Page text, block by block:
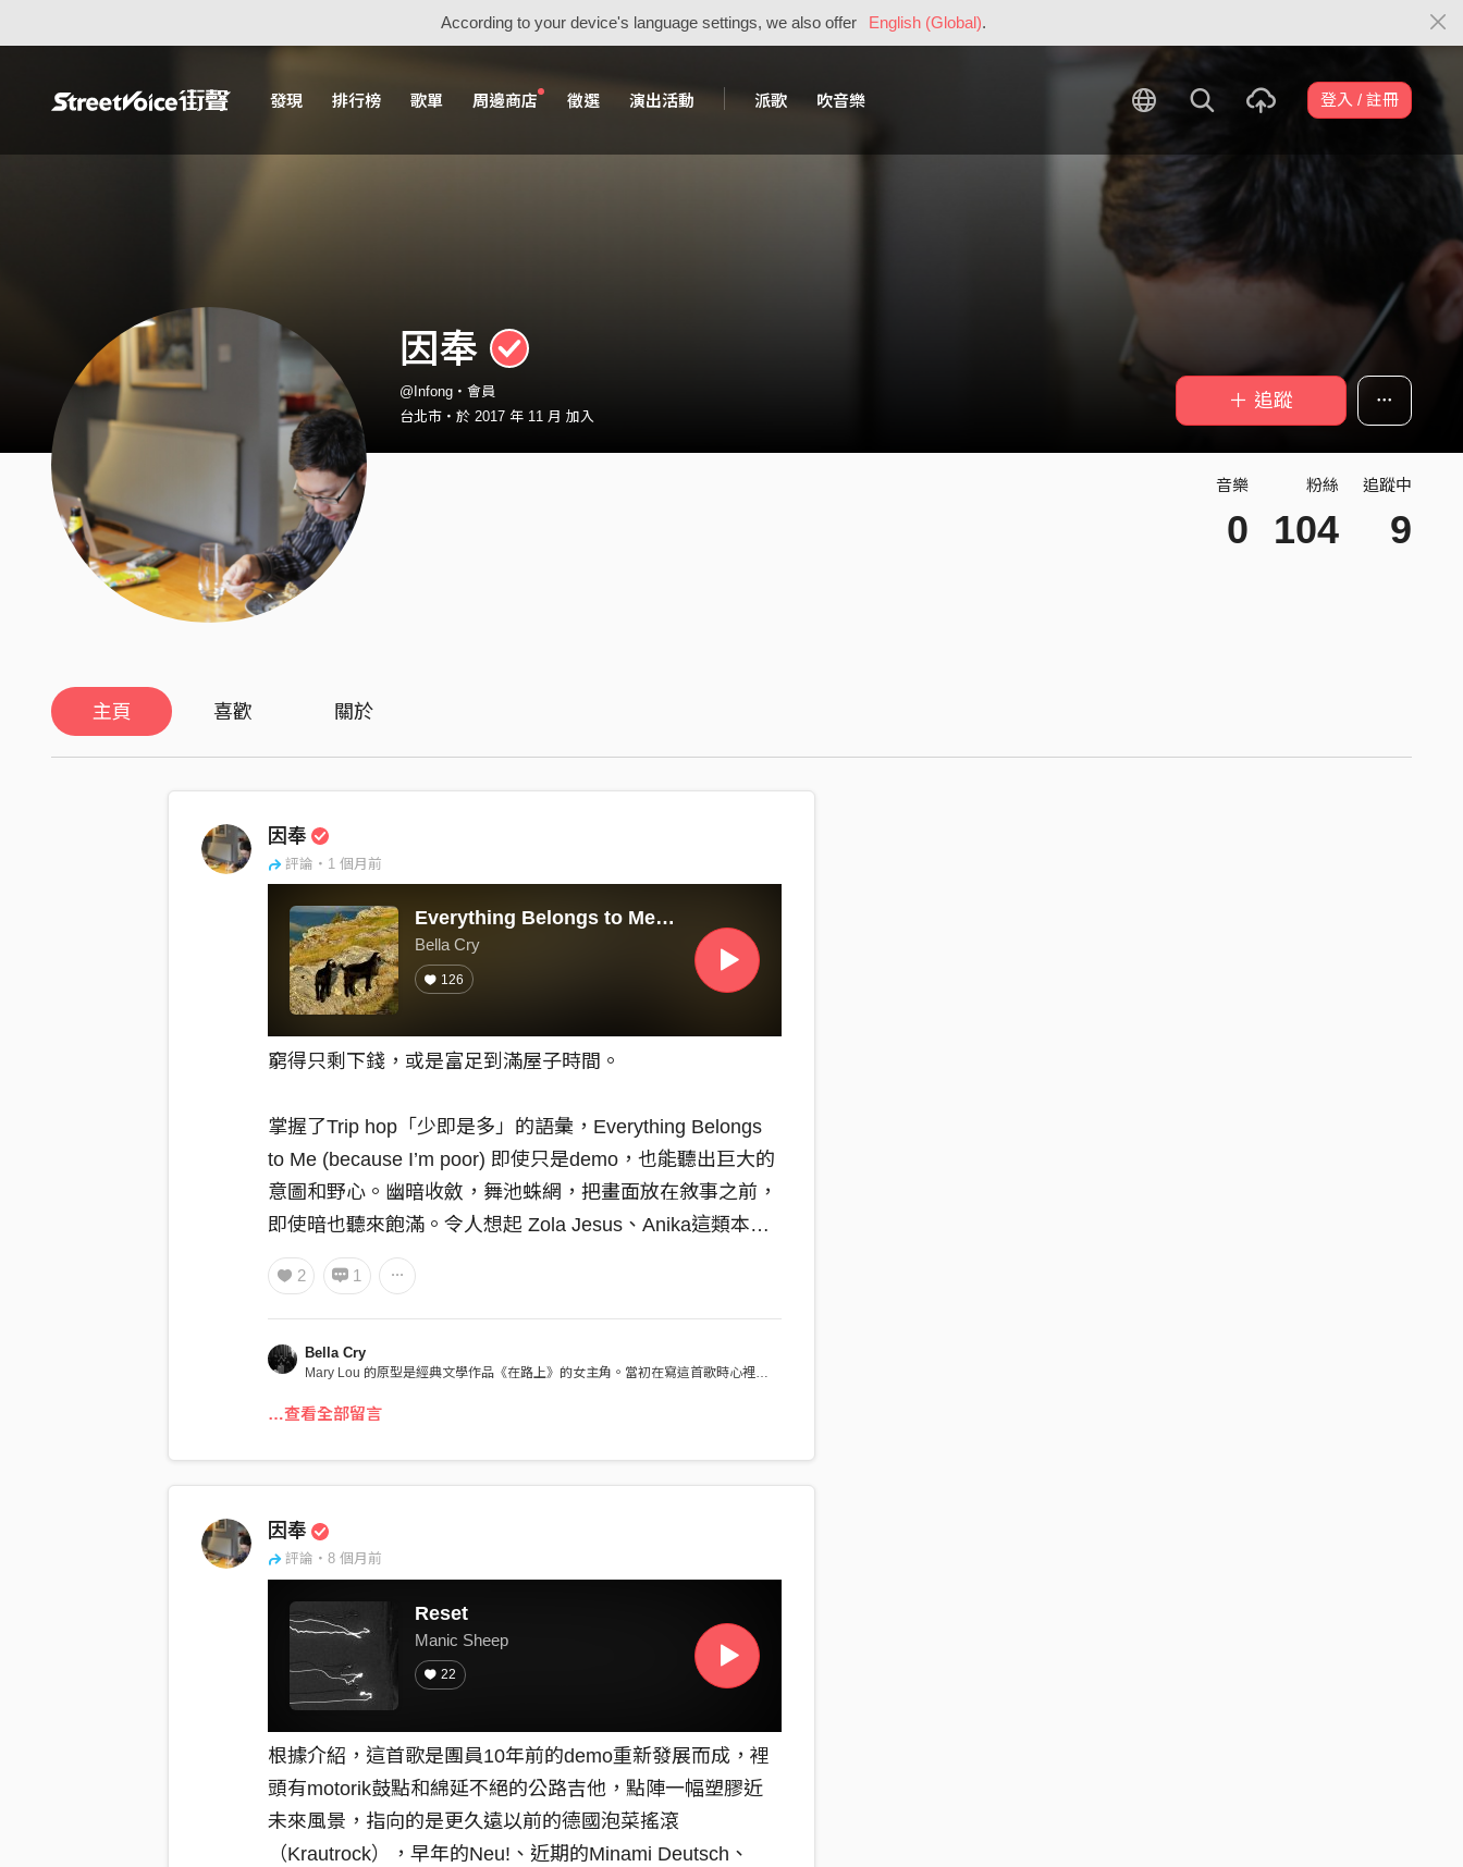
According to your device's language settings, we also offer English (Global).
發現 排行榜 歌單 周邊商店 徵選 演出活動 派歌 吹音樂 登入 / 註冊
因奉
@Infong・會員
台北市・於 2017 年 11 月 加入
＋ 追蹤
音樂
0
粉絲
104
追蹤中
9
主頁 喜歡 關於
因奉
評論・1 個月前
Everything Belongs to Me (because I’m poor) demo
Bella Cry
126
窮得只剩下錢，或是富足到滿屋子時間。
掌握了Trip hop「少即是多」的語彙，Everything Belongs
to Me (because I’m poor) 即使只是demo，也能聽出巨大的
意圖和野心。幽暗收斂，舞池蛛網，把畫面放在敘事之前，
即使暗也聽來飽滿。令人想起 Zola Jesus、Anika這類本島
罕見的暗黑女聲唱作人。裡面的Mary Lou究竟是演員、運動
選手還是爵士樂人或只是無名代稱？提問未必總有解答，但
期待後續完成版能往下墜一層，然後再墜一層，直至無間。
2 1
Bella Cry
Mary Lou 的原型是經典文學作品《在路上》的女主角。當初在寫這首歌時心裡想
電影《浪蕩世代》，電影中克莉絲丁．史都華飾演的 Mary Lou 也算是幫原著更立
…查看全部留言
因奉
評論・8 個月前
Reset
Manic Sheep
22
根據介紹，這首歌是團員10年前的demo重新發展而成，裡
頭有motorik鼓點和綿延不絕的公路吉他，點陣一幅塑膠近
未來風景，指向的是更久遠以前的德國泡菜搖滾
（Krautrock），早年的Neu!、近期的Minami Deutsch、